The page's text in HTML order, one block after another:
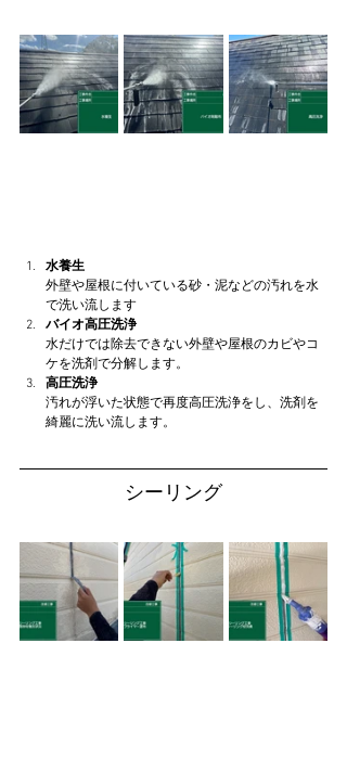
水養生
外壁や屋根に付いている砂・泥などの汚れを水
で洗い流します
バイオ高圧洗浄
水だけでは除去できない外壁や屋根のカビやコ
ケを洗剤で分解します。
高圧洗浄
汚れが浮いた状態で再度高圧洗浄をし、洗剤を
綺麗に洗い流します。
シーリング